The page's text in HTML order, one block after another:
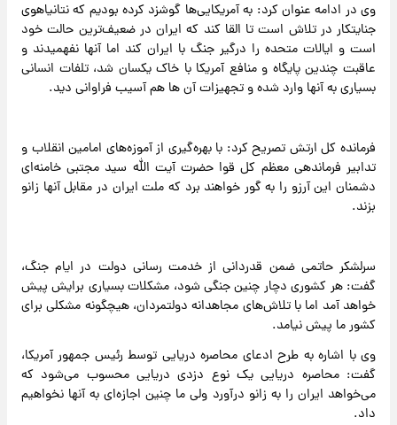
وی در ادامه عنوان کرد: به آمریکایی‌ها گوشزد کرده بودیم که نتانیاهوی
جنایتکار در تلاش است تا القا کند که ایران در ضعیف‌ترین حالت خود
است و ایالات متحده را درگیر جنگ با ایران کند اما آنها نفهمیدند و
عاقبت چندین پایگاه و منافع آمریکا با خاک یکسان شد، تلفات انسانی
بسیاری به آنها وارد شده و تجهیزات آن ها هم آسیب فراوانی دید.
فرمانده کل ارتش تصریح کرد: با بهره‌گیری از آموزه‌های امامین انقلاب و
تدابیر فرماندهی معظم کل قوا حضرت آیت الله سید مجتبی خامنه‌ای
دشمنان این آرزو را به گور خواهند برد که ملت ایران در مقابل آنها زانو
بزند.
سرلشکر حاتمی ضمن قدردانی از خدمت رسانی دولت در ایام جنگ،
گفت: هر کشوری دچار چنین جنگی شود، مشکلات بسیاری برایش پیش
خواهد آمد اما با تلاش‌های مجاهدانه دولتمردان، هیچگونه مشکلی برای
کشور ما پیش نیامد.
وی با اشاره به طرح ادعای محاصره دریایی توسط رئیس جمهور آمریکا،
گفت: محاصره دریایی یک نوع دزدی دریایی محسوب می‌شود که
می‌خواهد ایران را به زانو درآورد ولی ما چنین اجازه‌ای به آنها نخواهیم
داد.